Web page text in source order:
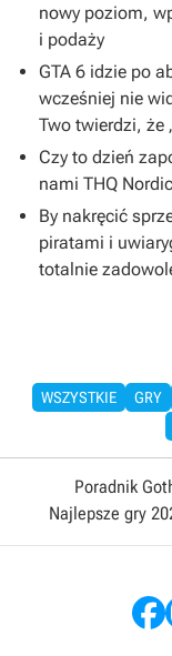
nowy poziom,
i podaży
GTA 6 idzie po
wcześniej nie
Two twierdzi, że
Czy to dzień
nami THQ
By nakręcić
piratami i
totalnie
WSZYSTKIE GRY
Poradnik
Najlepsze gry